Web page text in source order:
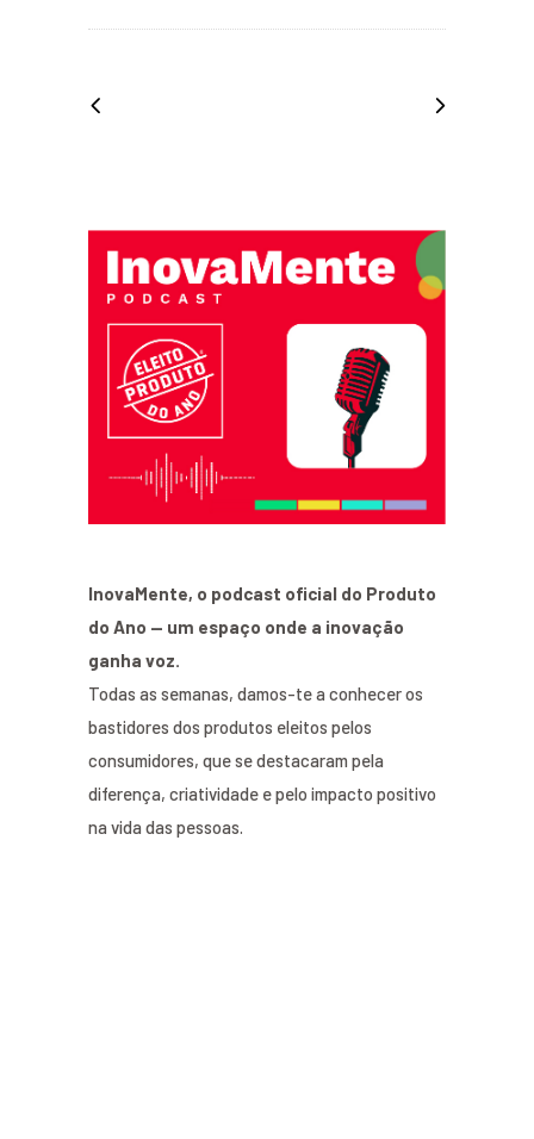
InovaMente, o podcast oficial do Produto
do Ano — um espaço onde a inovação
ganha voz.
Todas as semanas, damos-te a conhecer os
bastidores dos produtos eleitos pelos
consumidores, que se destacaram pela
diferença, criatividade e pelo impacto positivo
na vida das pessoas.